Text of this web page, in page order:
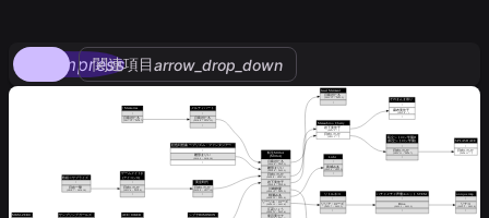
compress
関連項目arrow_drop_down